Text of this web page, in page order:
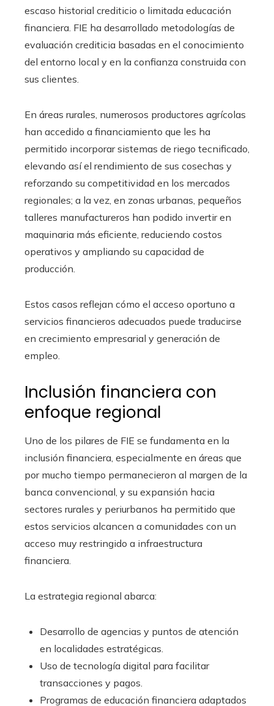
escaso historial crediticio o limitada educación
financiera. FIE ha desarrollado metodologías de
evaluación crediticia basadas en el conocimiento
del entorno local y en la confianza construida con
sus clientes.
En áreas rurales, numerosos productores agrícolas
han accedido a financiamiento que les ha
permitido incorporar sistemas de riego tecnificado,
elevando así el rendimiento de sus cosechas y
reforzando su competitividad en los mercados
regionales; a la vez, en zonas urbanas, pequeños
talleres manufactureros han podido invertir en
maquinaria más eficiente, reduciendo costos
operativos y ampliando su capacidad de
producción.
Estos casos reflejan cómo el acceso oportuno a
servicios financieros adecuados puede traducirse
en crecimiento empresarial y generación de
empleo.
Inclusión financiera con
enfoque regional
Uno de los pilares de FIE se fundamenta en la
inclusión financiera, especialmente en áreas que
por mucho tiempo permanecieron al margen de la
banca convencional, y su expansión hacia
sectores rurales y periurbanos ha permitido que
estos servicios alcancen a comunidades con un
acceso muy restringido a infraestructura
financiera.
La estrategia regional abarca:
Desarrollo de agencias y puntos de atención
en localidades estratégicas.
Uso de tecnología digital para facilitar
transacciones y pagos.
Programas de educación financiera adaptados